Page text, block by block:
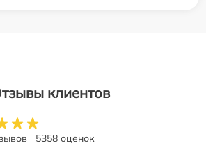
клиентов
5358 оценок